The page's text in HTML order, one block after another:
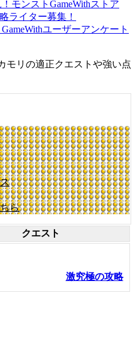
モンストGameWithストア
ライター募集！
ユーザーアンケート
モリの適正クエストや強い点
ら
クエスト
激究極の攻略